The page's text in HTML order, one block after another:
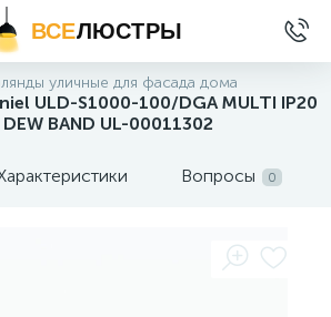
ВСЕЛЮСТРЫ
уличные для фасада дома
ULD-S1000-100/DGA MULTI IP20
DEW BAND UL-00011302
Вопросы 0